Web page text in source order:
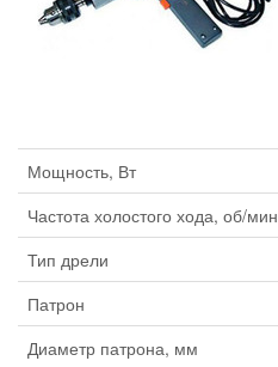
Мощность, Вт
Частота холостого хода, об/мин
Тип дрели
Патрон
Диаметр патрона, мм